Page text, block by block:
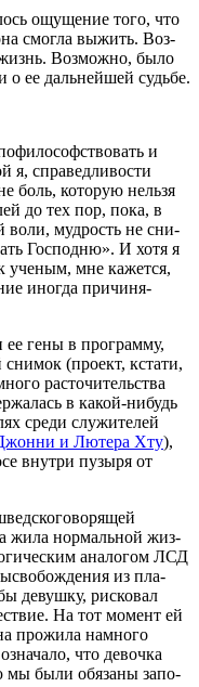
ощу­ще­ние того, что
смог­ла выжить. Воз­
Воз­мож­но, было
ее даль­ней­шей судьбе.
и
я, спра­вед­ли­во­сти
боль, кото­рую нель­зя
до тех пор, пока, в
воли, муд­рость не сни­
Гос­под­ню». И хотя я
уче­ным, мне кажет­ся,
ино­гда при­чи­ня­
гены в про­грам­му,
(про­ект, кста­ти,
рас­то­чи­тель­ства
в какой-нибудь
сре­ди слу­жи­те­лей
и Люте­ра Хту),
внут­ри пузы­ря от
жила нор­маль­ной жиз­
ана­ло­гом ЛСД
из пла­
девуш­ку, рис­ко­вал
На тот момент ей
про­жи­ла намно­го
что девоч­ка
мы были обя­за­ны запо­